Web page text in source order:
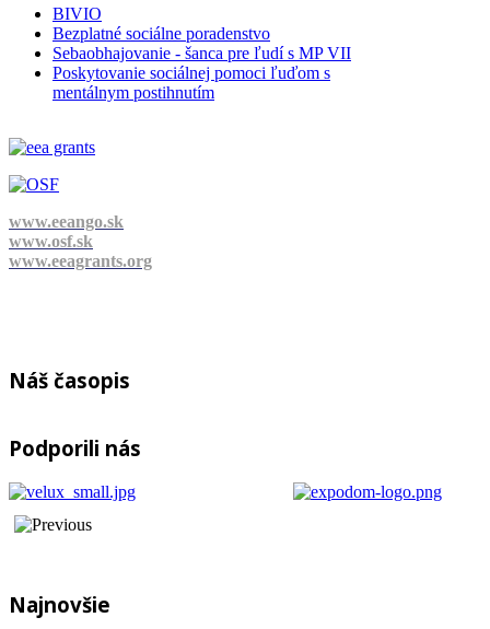
BIVIO
Bezplatné sociálne poradenstvo
Sebaobhajovanie - šanca pre ľudí s MP VII
Poskytovanie sociálnej pomoci ľuďom s
mentálnym postihnutím
www.eeango.sk
www.osf.sk
www.eeagrants.org
Náš časopis
Podporili nás
Najnovšie